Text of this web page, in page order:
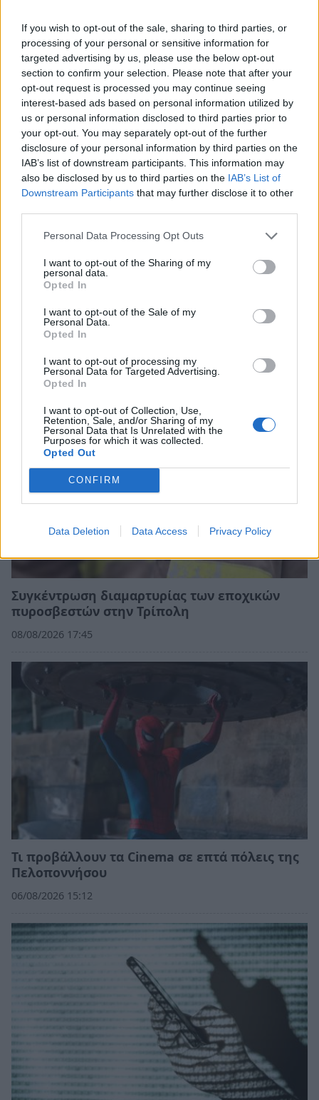
If you wish to opt-out of the sale, sharing to third parties, or
processing of your personal or sensitive information for
targeted advertising by us, please use the below opt-out
section to confirm your selection. Please note that after your
opt-out request is processed you may continue seeing
interest-based ads based on personal information utilized by
us or personal information disclosed to third parties prior to
your opt-out. You may separately opt-out of the further
disclosure of your personal information by third parties on the
IAB’s list of downstream participants. This information may
also be disclosed by us to third parties on the IAB’s List of
Downstream Participants that may further disclose it to other
Personal Data Processing Opt Outs
I want to opt-out of the Sharing of my
personal data.
Opted In
I want to opt-out of the Sale of my
Personal Data.
Opted In
I want to opt-out of processing my
Personal Data for Targeted Advertising.
Opted In
I want to opt-out of Collection, Use,
Retention, Sale, and/or Sharing of my
Personal Data that Is Unrelated with the
Purposes for which it was collected.
Opted Out
CONFIRM
Data Deletion Data Access Privacy Policy
Συγκέντρωση διαμαρτυρίας των εποχικών
πυροσβεστών στην Τρίπολη
08/08/2026 17:45
Τι προβάλλουν τα Cinema σε επτά πόλεις της
Πελοποννήσου
06/08/2026 15:12